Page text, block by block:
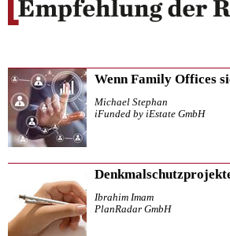
Wenn Family Offices
Michael Stephan
iFunded by iEstate GmbH
Ibrahim Imam
PlanRadar GmbH